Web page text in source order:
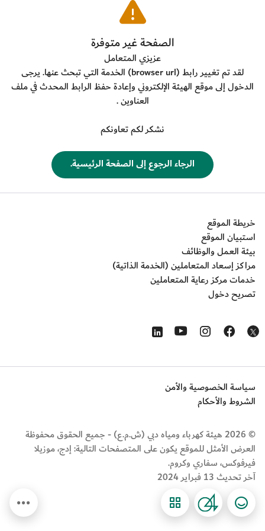
​الصفحة غير متوفرة
عزيزي المتعامل
لقد تم تغيير رابط (browser url) الخدمة التي تبحث عنها. يرجى
الدخول إلى موقع الهيئة الإلكتروني وإعادة حفظ الرابط المحدث في ملف
العناوين .
نشكر لكم تعاونكم
​الرجاء الرجوع إلى الصفحة الرئيسية.
خريطة الموقع
استبيان الموقع
بيئة العمل والوظائف
مراكز إسعاد المتعاملين (الخدمة الذاتية)
خدمات مركز رعاية المتعاملين
تصريح دخول
Opens in a new window
Opens in a new window
Opens in a new window
Opens in a new window
Opens in a new window
© 2026 هيئة كهرباء ومياه دبي (ش.م.ع) - جميع الحقوق محفوظة
العرض الأمثل للموقع يكون على المتصفحات التالية: إدج، موزيلا
فيرفوكس، سفاري وكروم.
آخر تحديث 13 فبراير 2024
سياسة الخصوصية والأمن
الشروط والأحكام